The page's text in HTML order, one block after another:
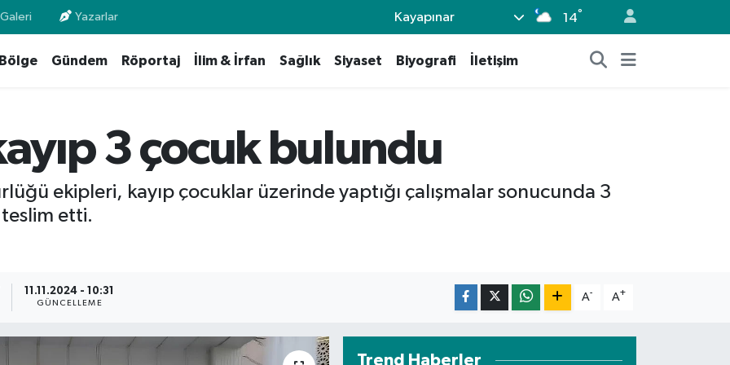
Yazarlar Kayapınar 14°
Bölge Gündem Röportaj İlim & İrfan Sağlık Siyaset Biyografi İletişim
3 çocuk bulundu
ekipleri, kayıp çocuklar üzerinde yaptığı çalışmalar sonucunda 3
etti.
11.11.2024 - 10:31
GÜNCELLEME
A- A+
Trend Haberler